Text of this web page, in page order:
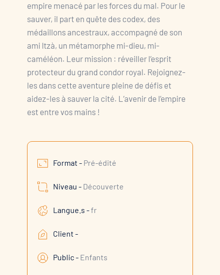
empire menacé par les forces du mal. Pour le
sauver, il part en quête des codex, des
médaillons ancestraux, accompagné de son
ami Itzà, un métamorphe mi-dieu, mi-
caméléon. Leur mission : réveiller l’esprit
protecteur du grand condor royal. Rejoignez-
les dans cette aventure pleine de défis et
aidez-les à sauver la cité. L’avenir de l’empire
est entre vos mains !
Format - Pré-édité
Niveau - Découverte
Langue.s -fr
Client -
Public - Enfants